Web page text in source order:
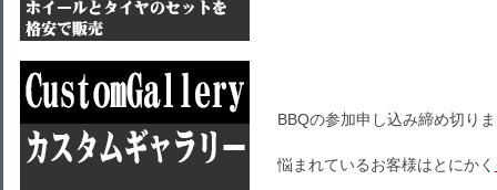
BBQの参加申し込み締め切り
悩まれているお客様はとにかく